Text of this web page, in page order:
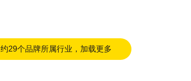
约29个品牌所属行业，加载更多